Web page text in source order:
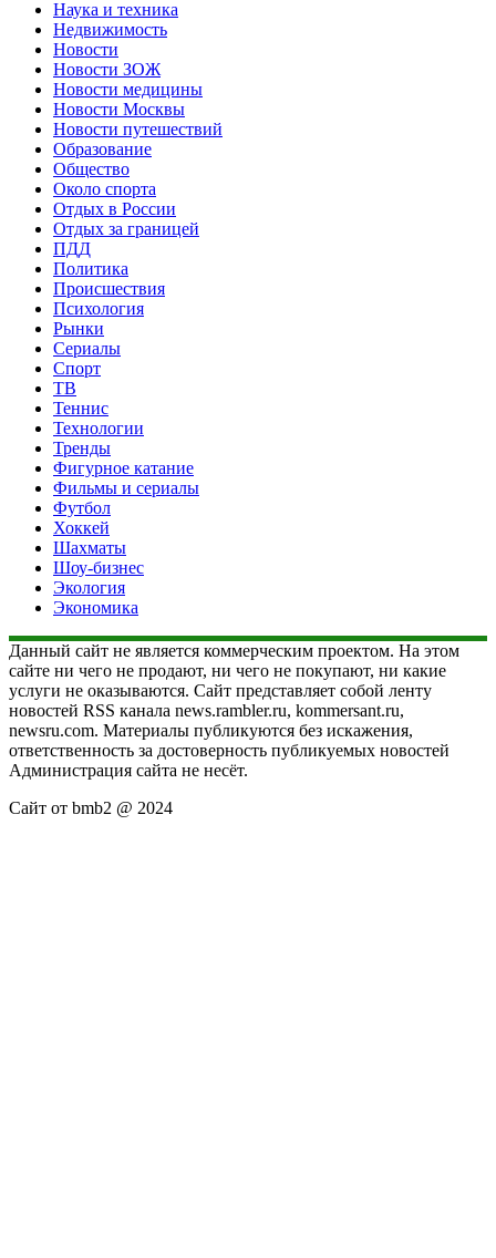
Наука и техника
Недвижимость
Новости
Новости ЗОЖ
Новости медицины
Новости Москвы
Новости путешествий
Образование
Общество
Около спорта
Отдых в России
Отдых за границей
ПДД
Политика
Происшествия
Психология
Рынки
Сериалы
Спорт
ТВ
Теннис
Технологии
Тренды
Фигурное катание
Фильмы и сериалы
Футбол
Хоккей
Шахматы
Шоу-бизнес
Экология
Экономика
Данный сайт не является коммерческим проектом. На этом
сайте ни чего не продают, ни чего не покупают, ни какие
услуги не оказываются. Сайт представляет собой ленту
новостей RSS канала news.rambler.ru, kommersant.ru,
newsru.com. Материалы публикуются без искажения,
ответственность за достоверность публикуемых новостей
Администрация сайта не несёт.
Сайт от bmb2 @ 2024